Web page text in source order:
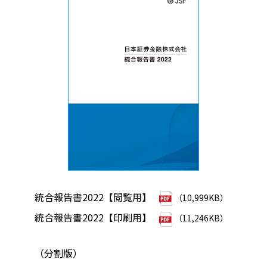
統合報告書2022【閲覧用】 （10,999KB）
統合報告書2022【印刷用】 （11,246KB）
（分割版）